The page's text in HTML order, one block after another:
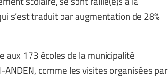
s’est traduit par augmentation de 28%
aux 173 écoles de la municipalité
comme les visites organisées par